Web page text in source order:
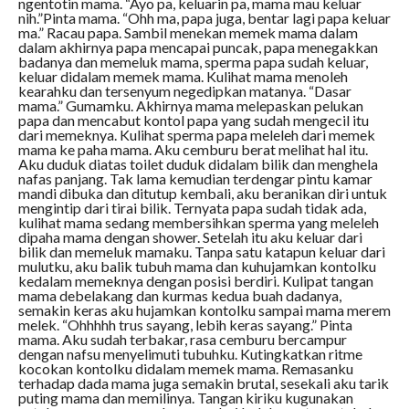
nih.”Pinta mama. “Ohh ma, papa juga, bentar lagi papa keluar
ma.” Racau papa. Sambil menekan memek mama dalam
dalam akhirnya papa mencapai puncak, papa menegakkan
badanya dan memeluk mama, sperma papa sudah keluar,
keluar didalam memek mama. Kulihat mama menoleh
kearahku dan tersenyum negedipkan matanya. “Dasar
mama.” Gumamku. Akhirnya mama melepaskan pelukan
papa dan mencabut kontol papa yang sudah mengecil itu
dari memeknya. Kulihat sperma papa meleleh dari memek
mama ke paha mama. Aku cemburu berat melihat hal itu.
Aku duduk diatas toilet duduk didalam bilik dan menghela
nafas panjang. Tak lama kemudian terdengar pintu kamar
mandi dibuka dan ditutup kembali, aku beranikan diri untuk
mengintip dari tirai bilik. Ternyata papa sudah tidak ada,
kulihat mama sedang membersihkan sperma yang meleleh
dipaha mama dengan shower. Setelah itu aku keluar dari
bilik dan memeluk mamaku. Tanpa satu katapun keluar dari
mulutku, aku balik tubuh mama dan kuhujamkan kontolku
kedalam memeknya dengan posisi berdiri. Kulipat tangan
mama debelakang dan kurmas kedua buah dadanya,
semakin keras aku hujamkan kontolku sampai mama merem
melek. “Ohhhhh trus sayang, lebih keras sayang.” Pinta
mama. Aku sudah terbakar, rasa cemburu bercampur
dengan nafsu menyelimuti tubuhku. Kutingkatkan ritme
kocokan kontolku didalam memek mama. Remasanku
terhadap dada mama juga semakin brutal, sesekali aku tarik
puting mama dan memilinya. Tangan kiriku kugunakan